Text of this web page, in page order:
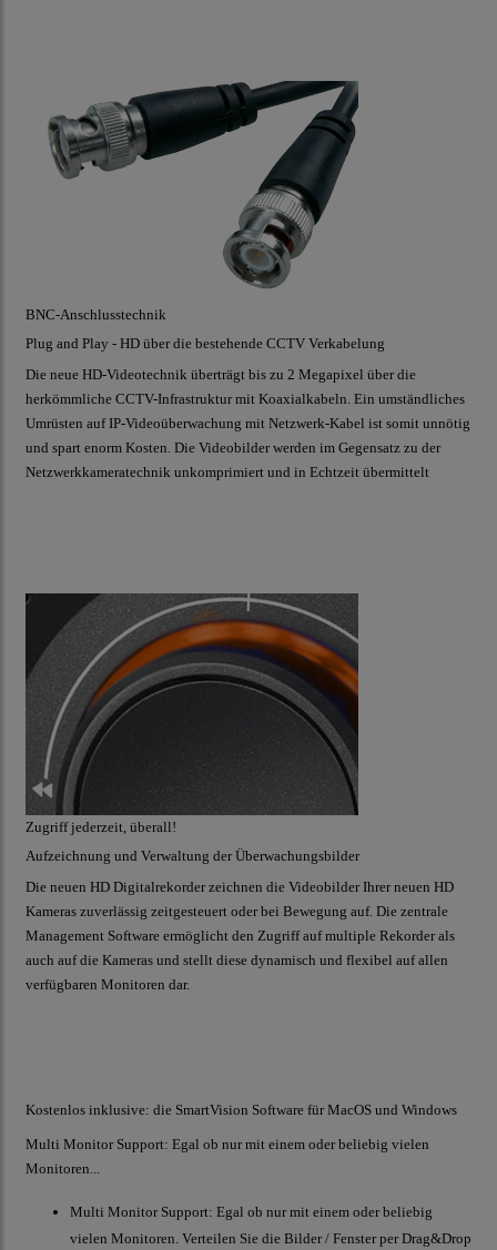
BNC-Anschlusstechnik
Plug and Play - HD über die bestehende CCTV Verkabelung
Die neue HD-Videotechnik überträgt bis zu 2 Megapixel über die
herkömmliche CCTV-Infrastruktur mit Koaxialkabeln. Ein umständliches
Umrüsten auf IP-Videoüberwachung mit Netzwerk-Kabel ist somit unnötig
und spart enorm Kosten. Die Videobilder werden im Gegensatz zu der
Netzwerkkameratechnik unkomprimiert und in Echtzeit übermittelt
Zugriff jederzeit, überall!
Aufzeichnung und Verwaltung der Überwachungsbilder
Die neuen HD Digitalrekorder zeichnen die Videobilder Ihrer neuen HD
Kameras zuverlässig zeitgesteuert oder bei Bewegung auf. Die zentrale
Management Software ermöglicht den Zugriff auf multiple Rekorder als
auch auf die Kameras und stellt diese dynamisch und flexibel auf allen
verfügbaren Monitoren dar.
Kostenlos inklusive: die SmartVision Software für MacOS und Windows
Multi Monitor Support: Egal ob nur mit einem oder beliebig vielen
Monitoren...
Multi Monitor Support: Egal ob nur mit einem oder beliebig
vielen Monitoren. Verteilen Sie die Bilder / Fenster per Drag&Drop